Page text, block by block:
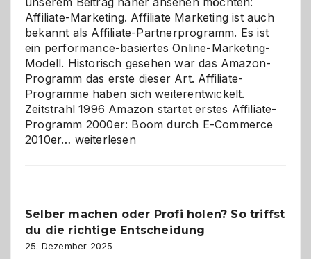
Affiliate-Marketing. Affiliate Marketing ist auch
bekannt als Affiliate-Partnerprogramm. Es ist
ein performance-basiertes Online-Marketing-
Modell. Historisch gesehen war das Amazon-
Programm das erste dieser Art. Affiliate-
Programme haben sich weiterentwickelt.
Zeitstrahl 1996 Amazon startet erstes Affiliate-
Programm 2000er: Boom durch E-Commerce
2010er… Affiliate-
Herausforderungen
und
Zukunft
weiterlesen
Selber machen oder Profi holen? So triffst
du die richtige Entscheidung
25. Dezember 2025